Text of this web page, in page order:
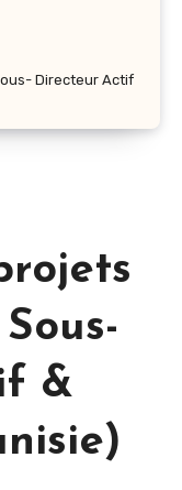
Directeur Actif
&